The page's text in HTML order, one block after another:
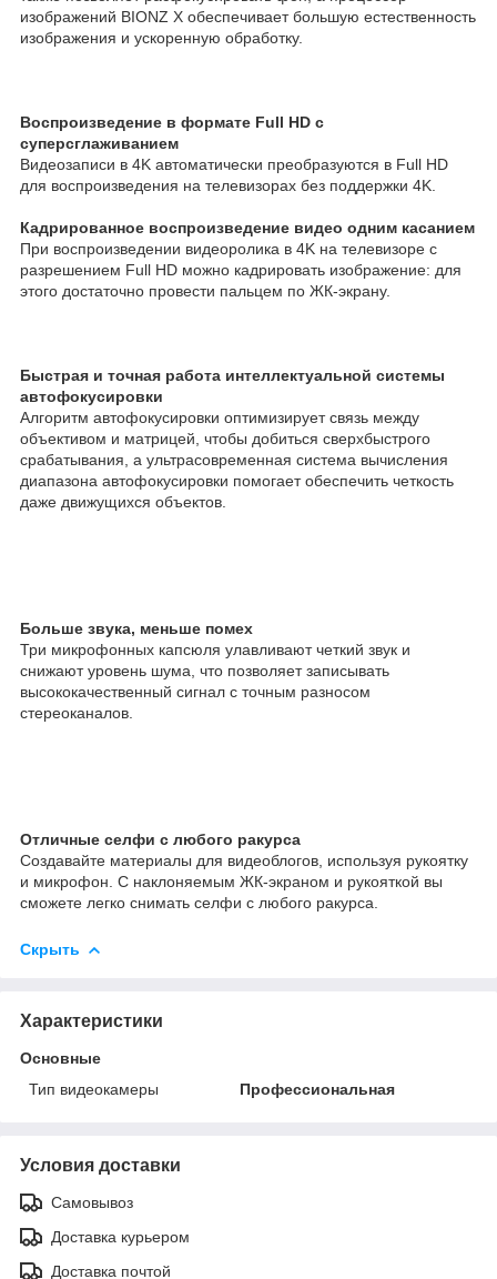
изображений BIONZ X обеспечивает большую естественность
изображения и ускоренную обработку.
Воспроизведение в формате Full HD с
суперсглаживанием
Видеозаписи в 4K автоматически преобразуются в Full HD
для воспроизведения на телевизорах без поддержки 4K.
Кадрированное воспроизведение видео одним касанием
При воспроизведении видеоролика в 4K на телевизоре с
разрешением Full HD можно кадрировать изображение: для
этого достаточно провести пальцем по ЖК-экрану.
Быстрая и точная работа интеллектуальной системы
автофокусировки
Алгоритм автофокусировки оптимизирует связь между
объективом и матрицей, чтобы добиться сверхбыстрого
срабатывания, а ультрасовременная система вычисления
диапазона автофокусировки помогает обеспечить четкость
даже движущихся объектов.
Больше звука, меньше помех
Три микрофонных капсюля улавливают четкий звук и
снижают уровень шума, что позволяет записывать
высококачественный сигнал с точным разносом
стереоканалов.
Отличные селфи с любого ракурса
Создавайте материалы для видеоблогов, используя рукоятку
и микрофон. С наклоняемым ЖК-экраном и рукояткой вы
сможете легко снимать селфи с любого ракурса.
Скрыть
Характеристики
Основные
Тип видеокамеры
Профессиональная
Условия доставки
Самовывоз
Доставка курьером
Доставка почтой